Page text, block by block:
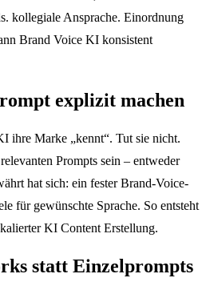
kollegiale Ansprache. Einordnung
Brand Voice KI konsistent
explizit machen
ihre Marke „kennt“. Tut sie nicht.
Prompts sein – entweder
hat sich: ein fester Brand-Voice-
für gewünschte Sprache. So entsteht
KI Content Erstellung.
statt Einzelprompts